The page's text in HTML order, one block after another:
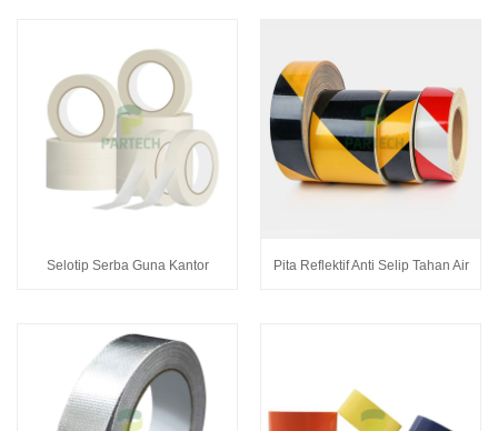
Selotip Serba Guna Kantor Pita Reflektif Anti Selip Tahan Air